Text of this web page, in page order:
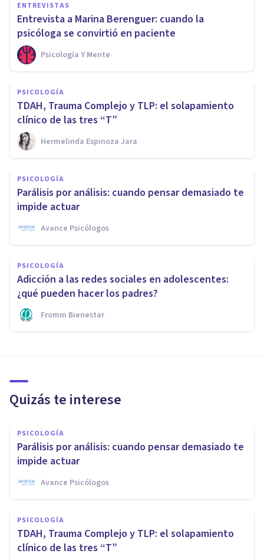
ENTREVISTAS
Entrevista a Marina Berenguer: cuando la
psicóloga se convirtió en paciente
Psicología Y Mente
PSICOLOGÍA
TDAH, Trauma Complejo y TLP: el solapamiento
clínico de las tres “T”
Hermelinda Espinoza Jara
PSICOLOGÍA
Parálisis por análisis: cuando pensar demasiado te
impide actuar
Avance Psicólogos
PSICOLOGÍA
Adicción a las redes sociales en adolescentes:
¿qué pueden hacer los padres?
Fromm Bienestar
Quizás te interese
PSICOLOGÍA
Parálisis por análisis: cuando pensar demasiado te
impide actuar
Avance Psicólogos
PSICOLOGÍA
TDAH, Trauma Complejo y TLP: el solapamiento
clínico de las tres “T”